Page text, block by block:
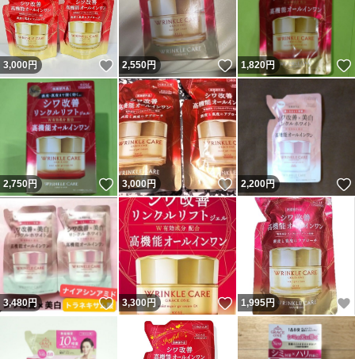
3,000円 いいね！
2,550円 いいね！
1,820円
2,750円 いいね！
3,000円 いいね！
2,200円
3,480円 いいね！
3,300円 いいね！
1,995円